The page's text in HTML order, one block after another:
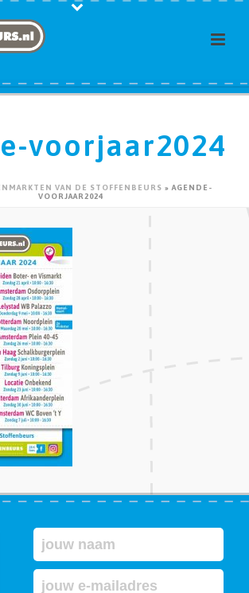
voorjaar2024
VAN DE STOFFENBEURS » AGENDE-
VOORJAAR2024